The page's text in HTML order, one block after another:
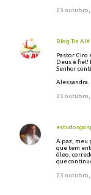
23 outubro,
Blog Tia Alê
Pastor Ciro
Deus é fiel!
Senhor
Alessandra.
23 outubro,
A paz, meu
que tem
óleo,
que
23 outubro,